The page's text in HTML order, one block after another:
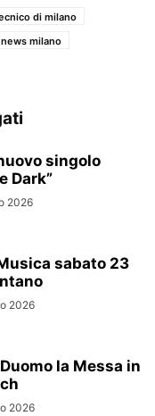
di milano
news milano
singolo
Dark”
2026
sabato 23
2026
la Messa in
2026